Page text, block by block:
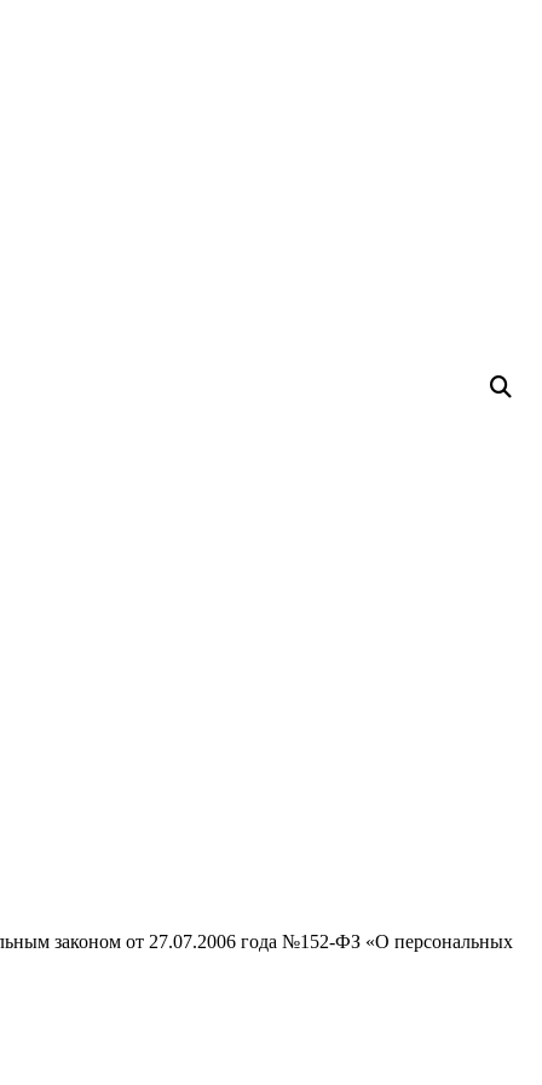
законом от 27.07.2006 года №152-ФЗ «О персональных